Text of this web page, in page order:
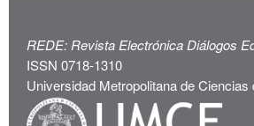
REDE: Revista Electrónica Diálogos
ISSN 0718-1310
Universidad Metropolitana de Ciencias